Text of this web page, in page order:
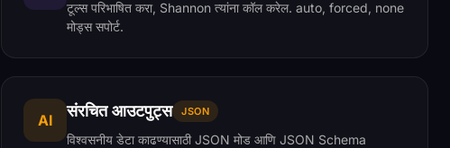
टूल्स परिभाषित करा, Shannon त्यांना कॉल करेल. auto, forced, none
मोड्स सपोर्ट.
AI संरचित आउटपुट्स JSON
विश्वसनीय डेटा काढण्यासाठी JSON मोड आणि JSON Schema